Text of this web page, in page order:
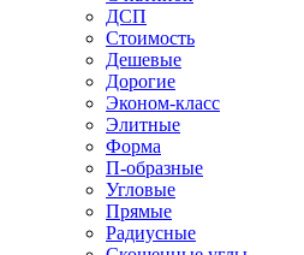
ДСП
Стоимость
Дешевые
Дорогие
Эконом-класс
Элитные
Форма
П-образные
Угловые
Прямые
Радиусные